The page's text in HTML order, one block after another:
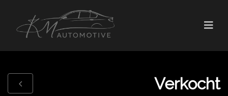
Verkocht